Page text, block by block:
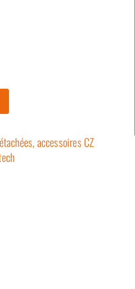
accessoires CZ